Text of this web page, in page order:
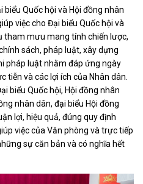
Quốc hội và Hội đồng nhân
việc cho Đại biểu Quốc hội và
tham mưu mang tính chiến lược,
sách, pháp luật, xây dựng
pháp luật nhằm đáp ứng ngày
và các lợi ích của Nhân dân.
biểu Quốc hội, Hội đồng nhân
nhân dân, đại biểu Hội đồng
lợi, hiệu quả, đúng quy định
việc của Văn phòng và trực tiếp
sự căn bản và có nghĩa hết